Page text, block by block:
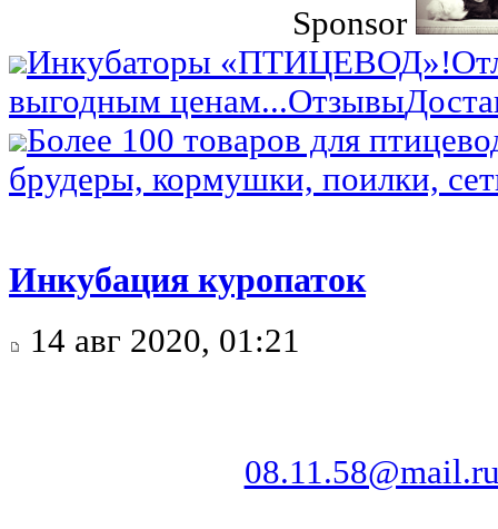
Sponsor
Инкубаторы «ПТИЦЕВОД»!
выгодным ценам...Отзывы
Более 100 товаров для
брудеры, кормушки, поилки,
Инкубация куропаток
14 авг 2020, 01:21